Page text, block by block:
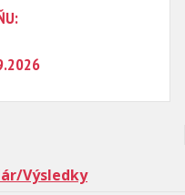
Výsledky